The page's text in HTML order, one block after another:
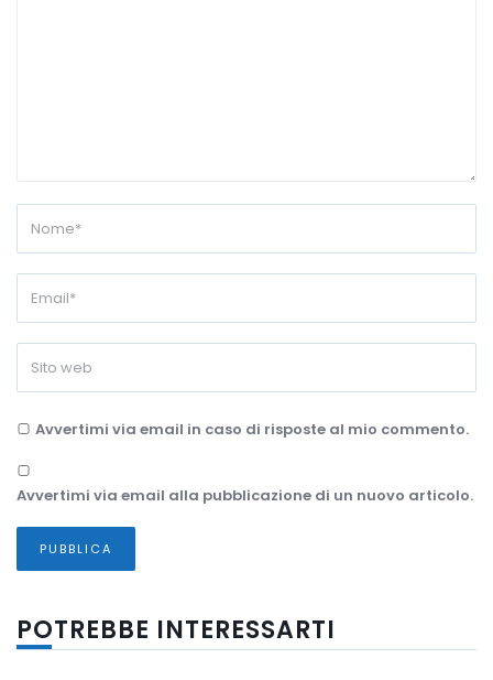
Avvertimi via email in caso di risposte al mio commento.
Avvertimi via email alla pubblicazione di un nuovo articolo.
POTREBBE INTERESSARTI